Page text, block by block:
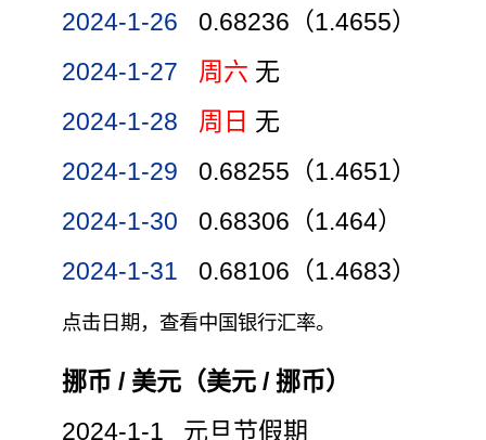
2024-1-26
0.68236（1.4655）
2024-1-27
周六 无
2024-1-28
周日 无
2024-1-29
0.68255（1.4651）
2024-1-30
0.68306（1.464）
2024-1-31
0.68106（1.4683）
点击日期，查看中国银行汇率。
挪币 / 美元（美元 / 挪币）
2024-1-1 元旦节假期